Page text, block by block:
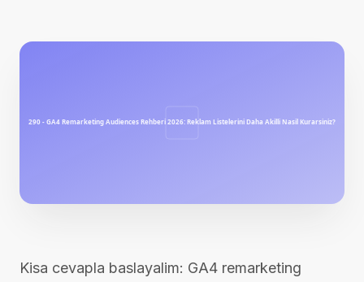
Kisa cevapla baslayalim: GA4 remarketing